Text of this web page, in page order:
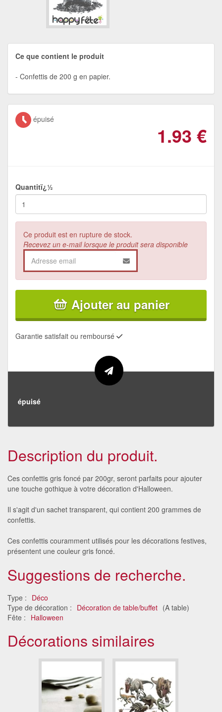
Ce que contient le produit
Confettis de 200 g en papier.
épuisé
1.93 €
Quantitï¿½
Ce produit est en rupture de stock.
Recevez un e-mail lorsque le produit sera disponible
Ajouter au panier
Garantie satisfait ou remboursé
épuisé
Description du produit.
Ces confettis gris foncé par 200gr, seront parfaits pour ajouter
une touche gothique à votre décoration d'Halloween.
Il s'agit d'un sachet transparent, qui contient 200 grammes de
confettis.
Ces confettis couramment utilisés pour les décorations festives,
présentent une couleur gris foncé.
Suggestions de recherche.
Type : Déco
Type de décoration : Décoration de table/buffet (A table)
Fête : Halloween
Décorations similaires